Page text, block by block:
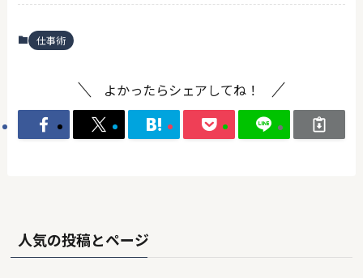
仕事術
よかったらシェアしてね！
人気の投稿とページ